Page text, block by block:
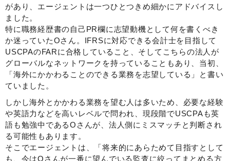
があり、エージェントは一つひとつきめ細かにアドバイスし
ました。
特に職務経歴書の自己PR欄に志望動機として何を書くべき
か迷っていたOさん。IFRSに対応できる会計士を目指して
USCPAのFARに合格していること、そしてこちらの法人が
グローバルなネットワークを持っていることもあり、当初、
「海外にかかわることのできる業務を志望している」と書い
ていました。
しかし海外とかかわる業務を望む人は多いため、必要な経験
や英語力などを高いレベルで問われ、現段階でUSCPAも英
語も勉強中であるOさんが、法人側にミスマッチと判断され
る可能性もあります。
そこでエージェントは、「将来的にあらためて目指すとして
も、今はOさんが一番に望んでいる監査に絞ってまとめる方